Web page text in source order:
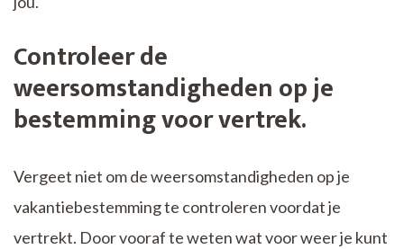
Controleer de
weersomstandigheden op je
bestemming voor vertrek.
Vergeet niet om de weersomstandigheden op je
vakantiebestemming te controleren voordat je
vertrekt. Door vooraf te weten wat voor weer je kunt